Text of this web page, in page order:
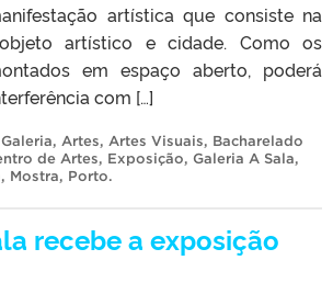
artística que consiste na
artístico e cidade. Como os
em espaço aberto, poderá
com […]
, Artes, Artes Visuais, Bacharelado
de Artes, Exposição, Galeria A Sala,
, Mostra, Porto.
recebe a exposição